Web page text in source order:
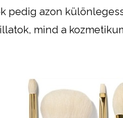
pedig azon
mind a